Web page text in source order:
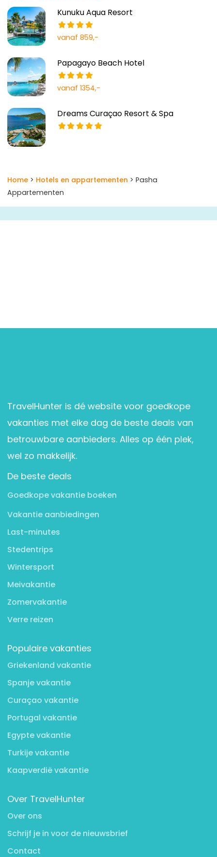
Kunuku Aqua Resort
vanaf 859,-
Papagayo Beach Hotel
vanaf 1354,-
Dreams Curaçao Resort & Spa
Home > Hotels en appartementen > Pasha
Appartementen
TravelHunter is dé website voor goedkope
vakanties met elke dag de beste deals van
betrouwbare aanbieders. Alles op één plek,
wel zo makkelijk.
De beste deals
Goedkope vakantie boeken
Vakantie aanbiedingen
Last-minutes
Stedentrips
Wintersport
Meivakantie
Zomervakantie
Verre reizen
Populaire vakanties
Griekenland vakantie
Spanje vakantie
Curaçao vakantie
Portugal vakantie
Egypte vakantie
Turkije vakantie
Kaapverdië vakantie
Over TravelHunter
Over ons
Schrijf je in voor de nieuwsbrief
Contact